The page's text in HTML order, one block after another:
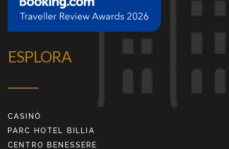
ESPLORA
CASINÒ
PARC HOTEL BILLIA
CENTRO BENESSERE